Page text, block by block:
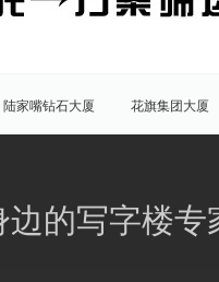
陆家嘴钻石大厦 花旗集团大厦
佑越国际 张江海趣园
徐汇 静安
陆家嘴 静安寺 八佰
的写字楼专